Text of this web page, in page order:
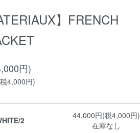
】FRENCH
円)
4,000円)
2
44,000円(税4,000円)
在庫なし